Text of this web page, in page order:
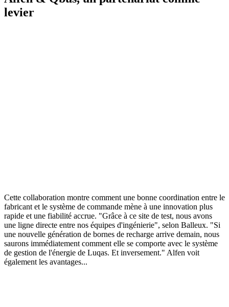
levier
Cette collaboration montre comment une bonne coordination entre le
fabricant et le système de commande mène à une innovation plus
rapide et une fiabilité accrue. "Grâce à ce site de test, nous avons
une ligne directe entre nos équipes d'ingénierie", selon Balleux. "Si
une nouvelle génération de bornes de recharge arrive demain, nous
saurons immédiatement comment elle se comporte avec le système
de gestion de l'énergie de Luqas. Et inversement." Alfen voit
également les avantages...